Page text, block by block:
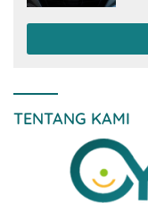
TENTANG KAMI